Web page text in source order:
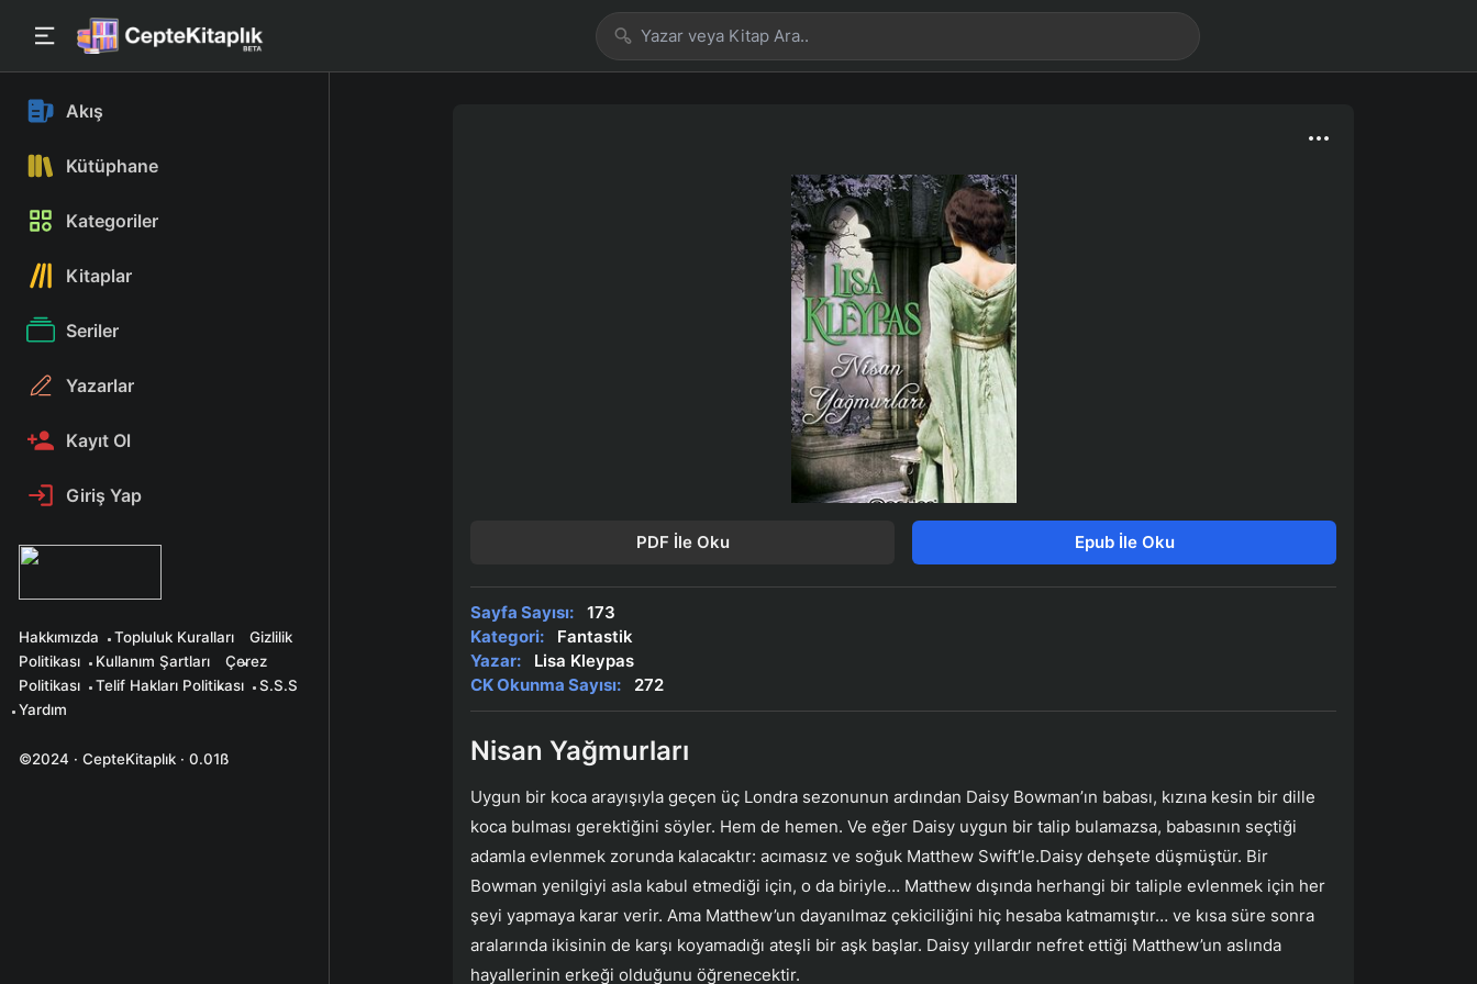
Akış
Kütüphane
Kategoriler
Kitaplar
Seriler
Yazarlar
Kayıt Ol
Giriş Yap
Hakkımızda Topluluk Kuralları
Gizlilik
Politikası
Kullanım Şartları
Çerez
Politikası
Telif Hakları Politikası
S.S.S
Yardım
©2024 · CepteKitaplık · 0.01ß
PDF İle Oku Epub İle Oku
Sayfa Sayısı:
173
Kategori:
Fantastik
Yazar:
Lisa Kleypas
CK Okunma Sayısı:
272
Nisan Yağmurları
Uygun bir koca arayışıyla geçen üç Londra sezonunun ardından Daisy Bowman’ın babası, kızına kesin bir dille
koca bulması gerektiğini söyler. Hem de hemen. Ve eğer Daisy uygun bir talip bulamazsa, babasının seçtiği
adamla evlenmek zorunda kalacaktır: acımasız ve soğuk Matthew Swift’le.Daisy dehşete düşmüştür. Bir
Bowman yenilgiyi asla kabul etmediği için, o da biriyle… Matthew dışında herhangi bir taliple evlenmek için her
şeyi yapmaya karar verir. Ama Matthew’un dayanılmaz çekiciliğini hiç hesaba katmamıştır… ve kısa süre sonra
aralarında ikisinin de karşı koyamadığı ateşli bir aşk başlar. Daisy yıllardır nefret ettiği Matthew’un aslında
hayallerinin erkeği olduğunu öğrenecektir.